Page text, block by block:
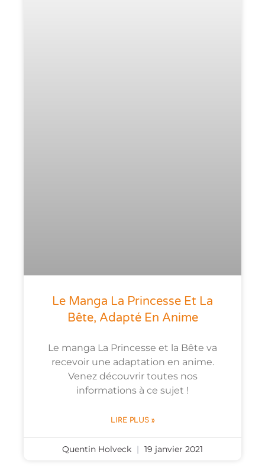
Le Manga La Princesse Et La
Bête, Adapté En Anime
Le manga La Princesse et la Bête va
recevoir une adaptation en anime.
Venez découvrir toutes nos
informations à ce sujet !
LIRE PLUS »
Quentin Holveck 19 janvier 2021